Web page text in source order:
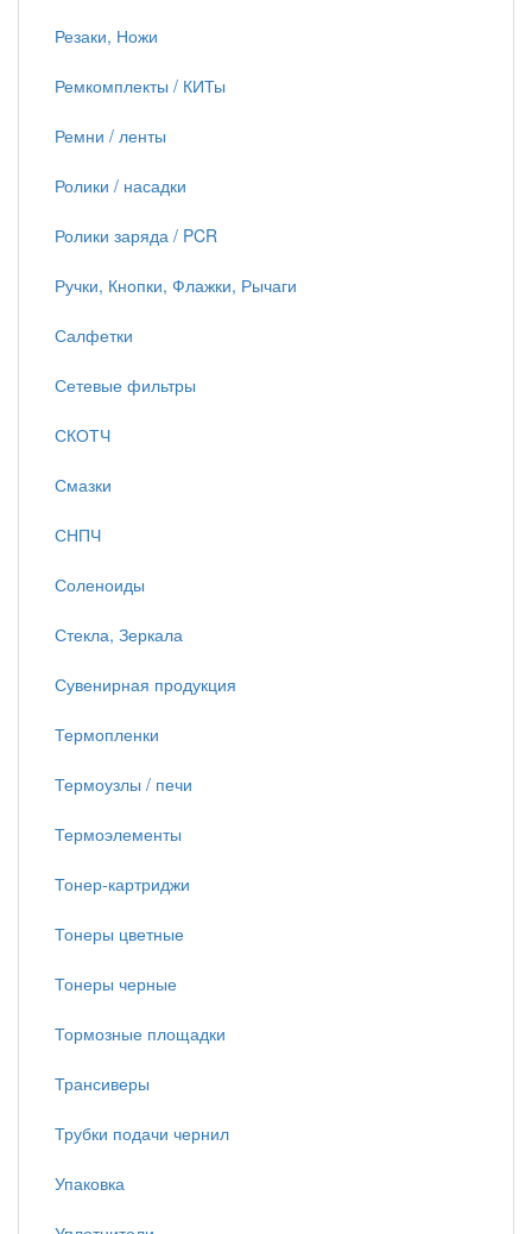
Резаки, Ножи
Ремкомплекты / КИТы
Ремни / ленты
Ролики / насадки
Ролики заряда / PCR
Ручки, Кнопки, Флажки, Рычаги
Салфетки
Сетевые фильтры
СКОТЧ
Смазки
СНПЧ
Соленоиды
Стекла, Зеркала
Сувенирная продукция
Термопленки
Термоузлы / печи
Термоэлементы
Тонер-картриджи
Тонеры цветные
Тонеры черные
Тормозные площадки
Трансиверы
Трубки подачи чернил
Упаковка